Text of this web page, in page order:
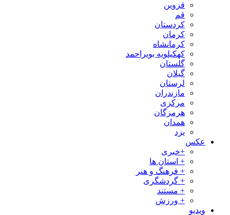
قزوین
قم
کردستان
کرمان
کرمانشاه
کهکیلویه بویراحمد
گلستان
گیلان
لرستان
مازندران
مرکزی
هرمزگان
همدان
یزد
عکس
+خبری
+ استان ها
+ فرهنگ و هنر
+ گردشگری
+ مستند
+ ورزش
ویدیو